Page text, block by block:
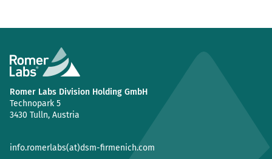
Romer Labs Division Holding GmbH
Technopark 5
3430 Tulln, Austria
info.romerlabs(at)dsm-firmenich.com